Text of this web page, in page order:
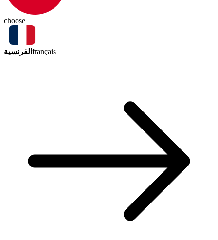
choose
الفرنسية français